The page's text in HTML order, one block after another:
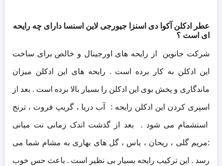
عطر ادکلن آکوا دی اسنزا جیورجی لاین اسنسا دارای چه رایحه
ای است ؟
شرکت جانوین از رایحه های اورجینال و خالص برای ساخت
این ادکلن به کار برده است . رایحه های این ادکلن میزان
ماندگاری و پخش بوی این ادکلن را بسیار بالا برده است . بعد از
اسپری کردن این ادکلن رایحه : آب دریا ، گریپ فروت ، ترنج
استشمام می شود . بعد از گذشت اندک زمانی نت میانی
:مریم گلی ، ریحان ، یاس ، گل های بهاری به مشام شما می
رسد . این ترکیب رایحه بسیار بی نظیر است . باعث حس خوب